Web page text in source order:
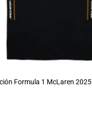
Formula 1 McLaren 2025